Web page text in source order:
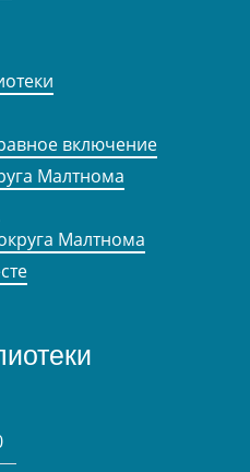
включение
Малтнома
Малтнома